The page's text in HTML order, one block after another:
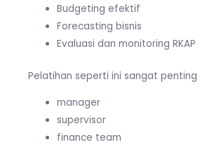
Budgeting efektif
Forecasting bisnis
Evaluasi dan monitoring RKAP
Pelatihan seperti ini sangat
manager
supervisor
finance team